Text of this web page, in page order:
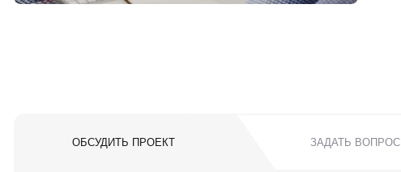
ОБСУДИТЬ ПРОЕКТ ЗАДАТЬ ВОПРОС